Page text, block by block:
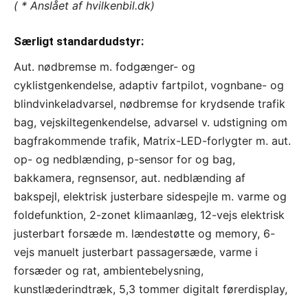
( * Anslået af hvilkenbil.dk)
Særligt standardudstyr:
Aut. nødbremse m. fodgænger- og
cyklistgenkendelse, adaptiv fartpilot, vognbane- og
blindvinkeladvarsel, nødbremse for krydsende trafik
bag, vejskiltegenkendelse, advarsel v. udstigning om
bagfrakommende trafik, Matrix-LED-forlygter m. aut.
op- og nedblænding, p-sensor for og bag,
bakkamera, regnsensor, aut. nedblænding af
bakspejl, elektrisk justerbare sidespejle m. varme og
foldefunktion, 2-zonet klimaanlæg, 12-vejs elektrisk
justerbart forsæde m. lændestøtte og memory, 6-
vejs manuelt justerbart passagersæde, varme i
forsæder og rat, ambientebelysning,
kunstlæderindtræk, 5,3 tommer digitalt førerdisplay,